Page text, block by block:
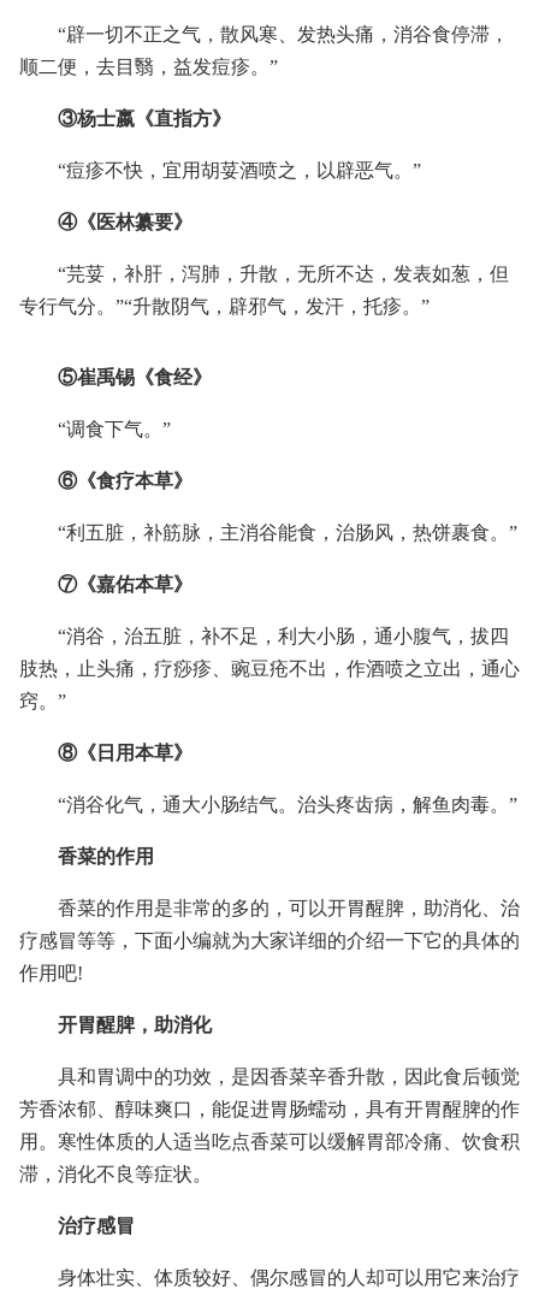
“辟一切不正之气，散风寒、发热头痛，消谷食停滞，
顺二便，去目翳，益发痘疹。”
③杨士嬴《直指方》
“痘疹不快，宜用胡荽酒喷之，以辟恶气。”
④《医林纂要》
“芫荽，补肝，泻肺，升散，无所不达，发表如葱，但
专行气分。”“升散阴气，辟邪气，发汗，托疹。”
⑤崔禹锡《食经》
“调食下气。”
⑥《食疗本草》
“利五脏，补筋脉，主消谷能食，治肠风，热饼裹食。”
⑦《嘉佑本草》
“消谷，治五脏，补不足，利大小肠，通小腹气，拔四
肢热，止头痛，疗痧疹、豌豆疮不出，作酒喷之立出，通心
窍。”
⑧《日用本草》
“消谷化气，通大小肠结气。治头疼齿病，解鱼肉毒。”
香菜的作用
香菜的作用是非常的多的，可以开胃醒脾，助消化、治
疗感冒等等，下面小编就为大家详细的介绍一下它的具体的
作用吧!
开胃醒脾，助消化
具和胃调中的功效，是因香菜辛香升散，因此食后顿觉
芳香浓郁、醇味爽口，能促进胃肠蠕动，具有开胃醒脾的作
用。寒性体质的人适当吃点香菜可以缓解胃部冷痛、饮食积
滞，消化不良等症状。
治疗感冒
身体壮实、体质较好、偶尔感冒的人却可以用它来治疗